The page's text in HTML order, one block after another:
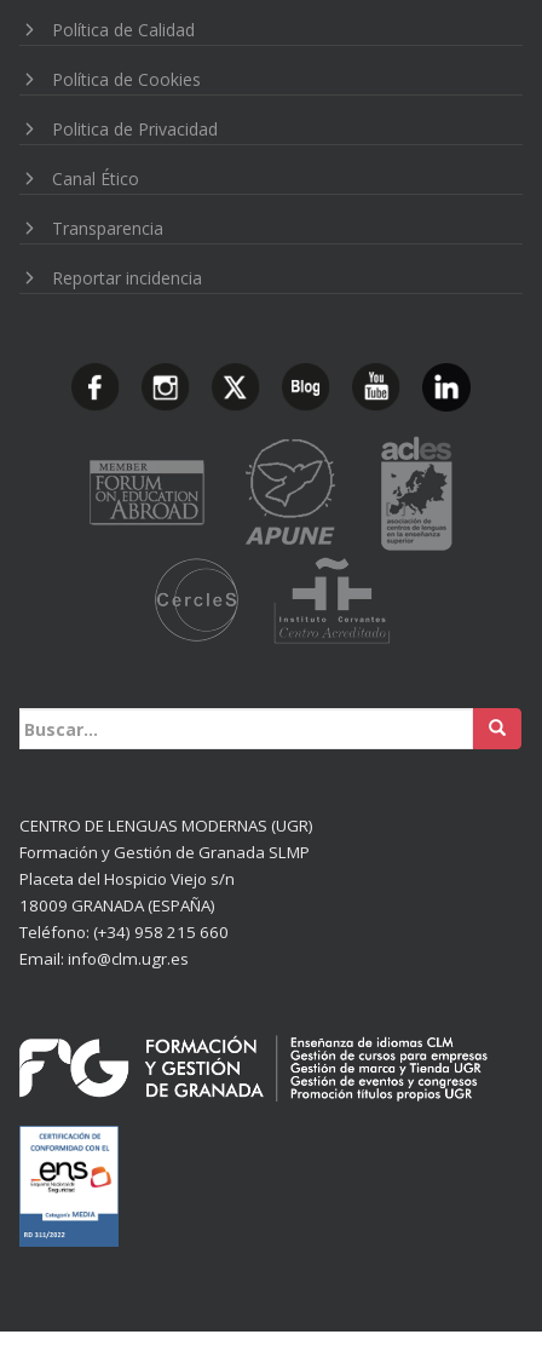
Política de Calidad
Política de Cookies
Politica de Privacidad
Canal Ético
Transparencia
Reportar incidencia
Buscar:
CENTRO DE LENGUAS MODERNAS (UGR)
Formación y Gestión de Granada SLMP
Placeta del Hospicio Viejo s/n
18009 GRANADA (ESPAÑA)
Teléfono: (+34) 958 215 660
Email: info@clm.ugr.es